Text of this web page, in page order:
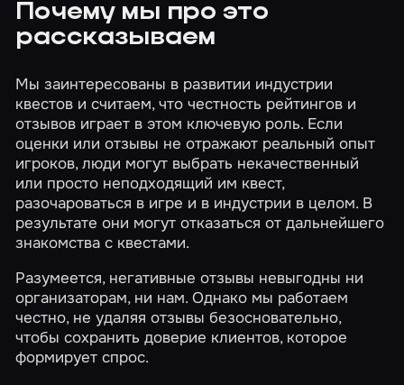
Почему мы про это
рассказываем
Мы заинтересованы в развитии индустрии
квестов и считаем, что честность рейтингов и
отзывов играет в этом ключевую роль. Если
оценки или отзывы не отражают реальный опыт
игроков, люди могут выбрать некачественный
или просто неподходящий им квест,
разочароваться в игре и в индустрии в целом. В
результате они могут отказаться от дальнейшего
знакомства с квестами.
Разумеется, негативные отзывы невыгодны ни
организаторам, ни нам. Однако мы работаем
честно, не удаляя отзывы безосновательно,
чтобы сохранить доверие клиентов, которое
формирует спрос.